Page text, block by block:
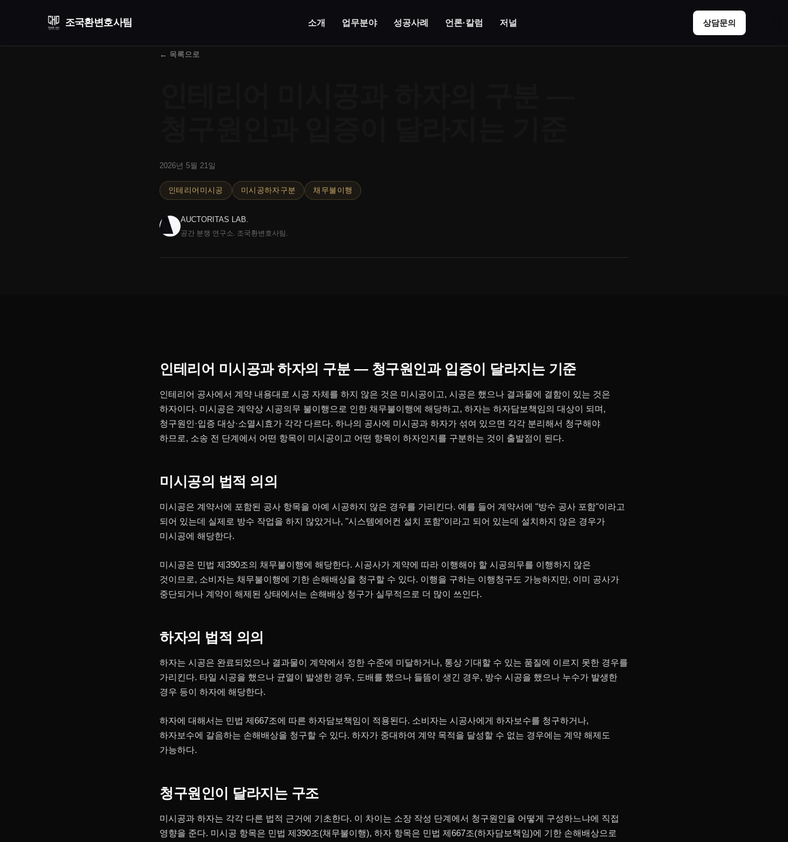
조국환변호사팀 소개 업무분야 성공사례 언론·칼럼 저널 상담문의
← 목록으로
2026년 5월 21일
인테리어미시공 미시공하자구분 채무불이행
AUCTORITAS LAB.
공간 분쟁 연구소. 조국환변호사팀.
인테리어 미시공과 하자의 구분 — 청구원인과 입증이 달라지는 기준
인테리어 공사에서 계약 내용대로 시공 자체를 하지 않은 것은 미시공이고, 시공은 했으나 결과물에 결함이 있는 것은
하자이다. 미시공은 계약상 시공의무 불이행으로 인한 채무불이행에 해당하고, 하자는 하자담보책임의 대상이 되며,
청구원인·입증 대상·소멸시효가 각각 다르다. 하나의 공사에 미시공과 하자가 섞여 있으면 각각 분리해서 청구해야
하므로, 소송 전 단계에서 어떤 항목이 미시공이고 어떤 항목이 하자인지를 구분하는 것이 출발점이 된다.
미시공의 법적 의의
미시공은 계약서에 포함된 공사 항목을 아예 시공하지 않은 경우를 가리킨다. 예를 들어 계약서에 "방수 공사 포함"이라고
되어 있는데 실제로 방수 작업을 하지 않았거나, "시스템에어컨 설치 포함"이라고 되어 있는데 설치하지 않은 경우가
미시공에 해당한다.
미시공은 민법 제390조의 채무불이행에 해당한다. 시공사가 계약에 따라 이행해야 할 시공의무를 이행하지 않은
것이므로, 소비자는 채무불이행에 기한 손해배상을 청구할 수 있다. 이행을 구하는 이행청구도 가능하지만, 이미 공사가
중단되거나 계약이 해제된 상태에서는 손해배상 청구가 실무적으로 더 많이 쓰인다.
하자의 법적 의의
하자는 시공은 완료되었으나 결과물이 계약에서 정한 수준에 미달하거나, 통상 기대할 수 있는 품질에 이르지 못한 경우를
가리킨다. 타일 시공을 했으나 균열이 발생한 경우, 도배를 했으나 들뜸이 생긴 경우, 방수 시공을 했으나 누수가 발생한
경우 등이 하자에 해당한다.
하자에 대해서는 민법 제667조에 따른 하자담보책임이 적용된다. 소비자는 시공사에게 하자보수를 청구하거나,
하자보수에 갈음하는 손해배상을 청구할 수 있다. 하자가 중대하여 계약 목적을 달성할 수 없는 경우에는 계약 해제도
가능하다.
청구원인이 달라지는 구조
미시공과 하자는 각각 다른 법적 근거에 기초한다. 이 차이는 소장 작성 단계에서 청구원인을 어떻게 구성하느냐에 직접
영향을 준다. 미시공 항목은 민법 제390조(채무불이행), 하자 항목은 민법 제667조(하자담보책임)에 기한 손해배상으로